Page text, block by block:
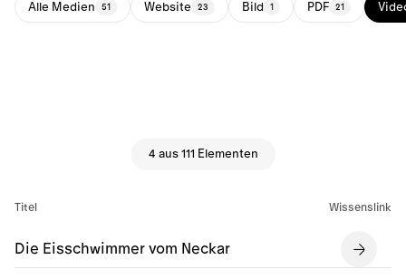
Alle Medien 51 Website 23 Bild 1 PDF 21
4 aus 111 Elementen
Titel Wissenslink
Die Eisschwimmer vom Neckar